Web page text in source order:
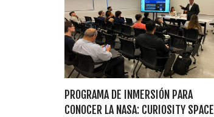
PROGRAMA DE INMERSIÓN PARA
CONOCER LA NASA: CURIOSITY SPACE